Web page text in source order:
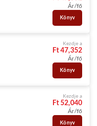
Ár/fő
Könyv
Kezdje a
Ft 47,352
Ár/fő
Könyv
Kezdje a
Ft 52,040
Ár/fő
Könyv